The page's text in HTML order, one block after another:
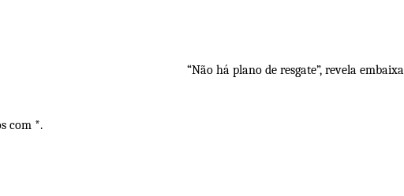
“Não há plano de resgate”, revela
com *.